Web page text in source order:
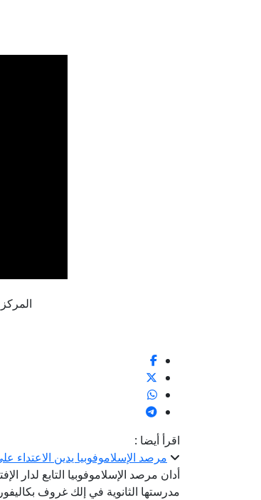
المركز
اقرأ أيضا :
مرصد الإسلاموفوبيا يدين الاعتداء
مدرستها الثانوية في إلك غروف